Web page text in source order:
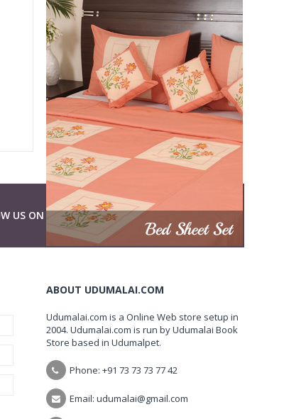
US ON
ABOUT UDUMALAI.COM
Udumalai.com is a Online Web store setup in
2004. Udumalai.com is run by Udumalai Book
Store based in Udumalpet.
Phone: +91 73 73 73 77 42
Email: udumalai@gmail.com